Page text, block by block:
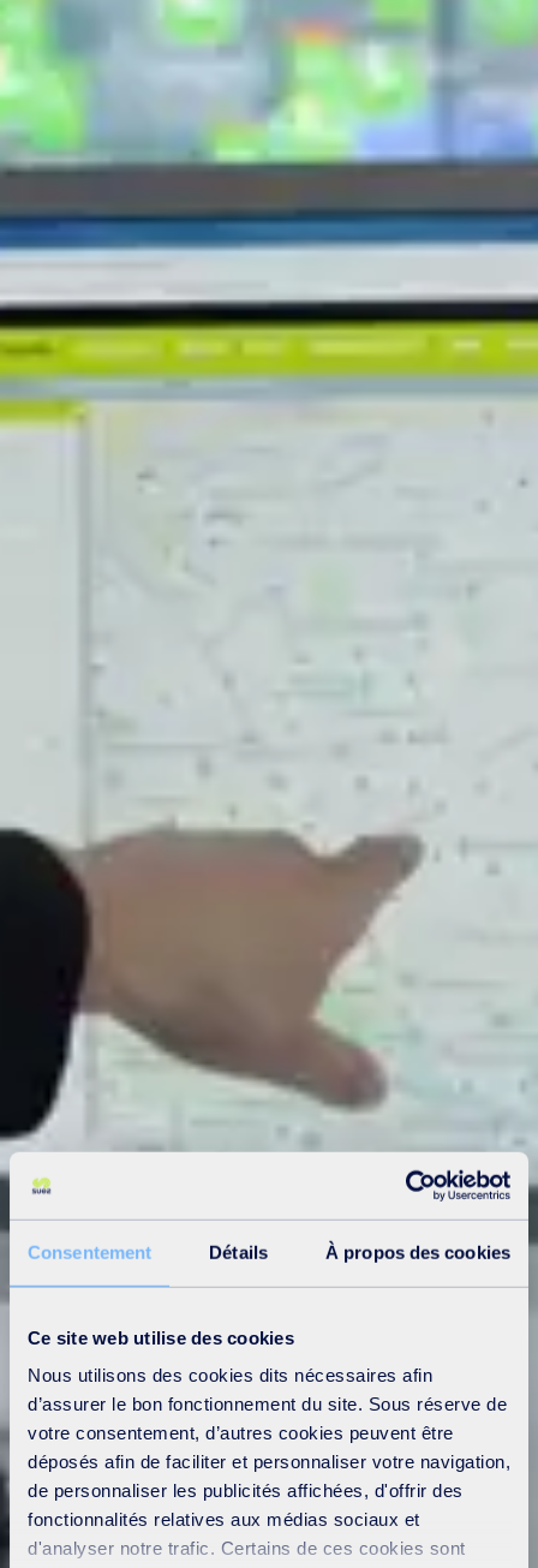
Consentement Détails À propos des cookies
Ce site web utilise des cookies
Nous utilisons des cookies dits nécessaires afin
d’assurer le bon fonctionnement du site. Sous réserve de
votre consentement, d’autres cookies peuvent être
déposés afin de faciliter et personnaliser votre navigation,
de personnaliser les publicités affichées, d'offrir des
fonctionnalités relatives aux médias sociaux et
d'analyser notre trafic. Certains de ces cookies sont